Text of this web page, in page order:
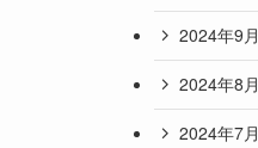
2024年9月
2024年8月
2024年7月